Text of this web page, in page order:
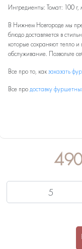
Ингредиенты: Томат: 100 г,
В Нижнем Новгороде мы
блюдо доставляется в
которые сохраняют тепло
обслуживание. Позвольте
Все про то, какзаказать
Все продоставку